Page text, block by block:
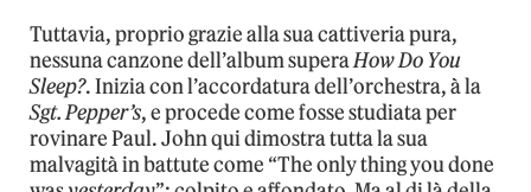
Tuttavia, proprio grazie alla sua cattiveria pura,
nessuna canzone dell’album superaHow Do You
Sleep?. Inizia con l’accordatura dell’orchestra, à la
Sgt. Pepper’s, e procede come fosse studiata per
rovinare Paul. John qui dimostra tutta la sua
malvagità in battute come “The only thing you done